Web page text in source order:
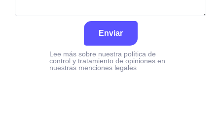
Enviar
Lee más sobre nuestra política de
control y tratamiento de opiniones en
nuestras menciones legales